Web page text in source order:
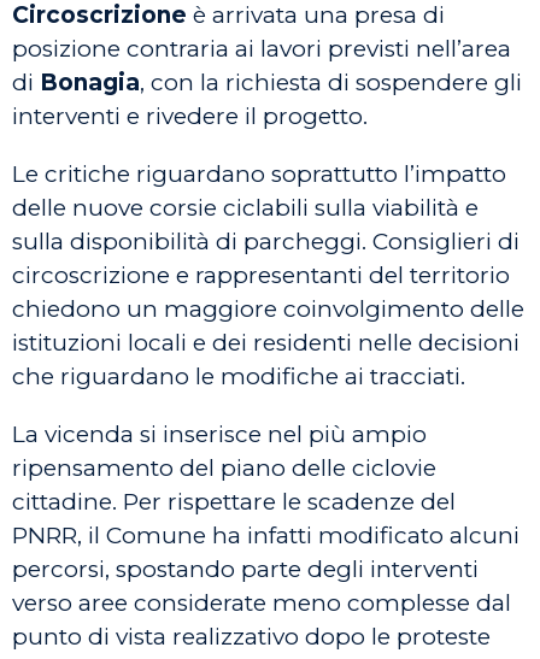
Circoscrizione è arrivata una presa di
posizione contraria ai lavori previsti nell’area
di Bonagia, con la richiesta di sospendere gli
interventi e rivedere il progetto.
Le critiche riguardano soprattutto l’impatto
delle nuove corsie ciclabili sulla viabilità e
sulla disponibilità di parcheggi. Consiglieri di
circoscrizione e rappresentanti del territorio
chiedono un maggiore coinvolgimento delle
istituzioni locali e dei residenti nelle decisioni
che riguardano le modifiche ai tracciati.
La vicenda si inserisce nel più ampio
ripensamento del piano delle ciclovie
cittadine. Per rispettare le scadenze del
PNRR, il Comune ha infatti modificato alcuni
percorsi, spostando parte degli interventi
verso aree considerate meno complesse dal
punto di vista realizzativo dopo le proteste